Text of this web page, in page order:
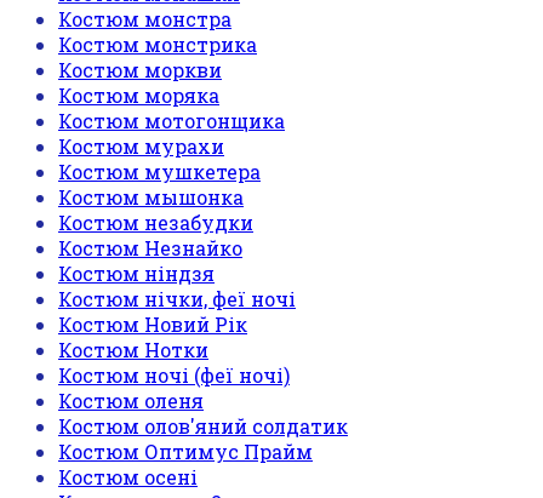
Костюм монстра
Костюм монстрика
Костюм моркви
Костюм моряка
Костюм мотогонщика
Костюм мурахи
Костюм мушкетера
Костюм мышонка
Костюм незабудки
Костюм Незнайко
Костюм ніндзя
Костюм нічки, феї ночі
Костюм Новий Рік
Костюм Нотки
Костюм ночі (феї ночі)
Костюм оленя
Костюм олов'яний солдатик
Костюм Оптимус Прайм
Костюм осені